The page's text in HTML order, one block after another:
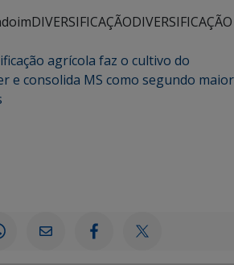
DIVERSIFICAÇÃODIVERSIFICAÇÃO
agrícola faz o cultivo do
e consolida MS como segundo maior